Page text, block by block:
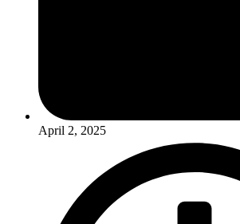
April 2, 2025